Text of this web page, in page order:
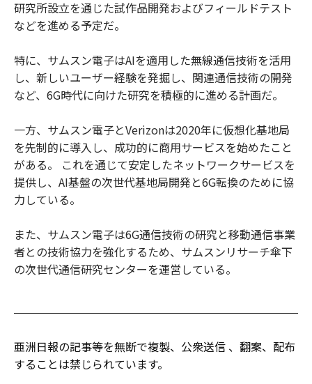
研究所設立を通じた試作品開発およびフィールドテスト
などを進める予定だ。
特に、サムスン電子はAIを適用した無線通信技術を活用
し、新しいユーザー経験を発掘し、関連通信技術の開発
など、6G時代に向けた研究を積極的に進める計画だ。
一方、サムスン電子とVerizonは2020年に仮想化基地局
を先制的に導入し、成功的に商用サービスを始めたこと
がある。 これを通じて安定したネットワークサービスを
提供し、AI基盤の次世代基地局開発と6G転換のために協
力している。
また、サムスン電子は6G通信技術の研究と移動通信事業
者との技術協力を強化するため、サムスンリサーチ傘下
の次世代通信研究センターを運営している。
亜洲日報の記事等を無断で複製、公衆送信 、翻案、配布
することは禁じられています。